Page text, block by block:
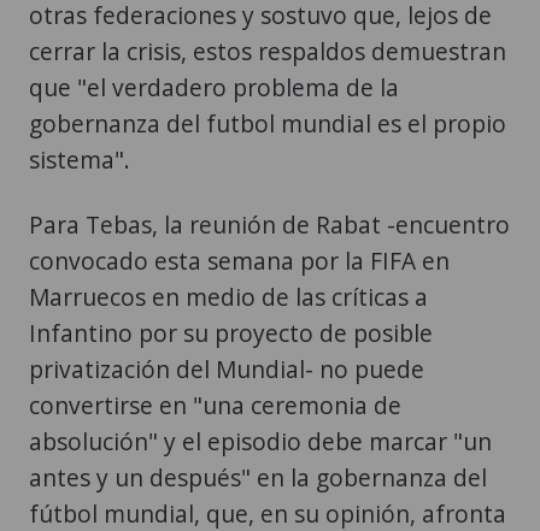
otras federaciones y sostuvo que, lejos de
cerrar la crisis, estos respaldos demuestran
que "el verdadero problema de la
gobernanza del futbol mundial es el propio
sistema".
Para Tebas, la reunión de Rabat -encuentro
convocado esta semana por la FIFA en
Marruecos en medio de las críticas a
Infantino por su proyecto de posible
privatización del Mundial- no puede
convertirse en "una ceremonia de
absolución" y el episodio debe marcar "un
antes y un después" en la gobernanza del
fútbol mundial, que, en su opinión, afronta